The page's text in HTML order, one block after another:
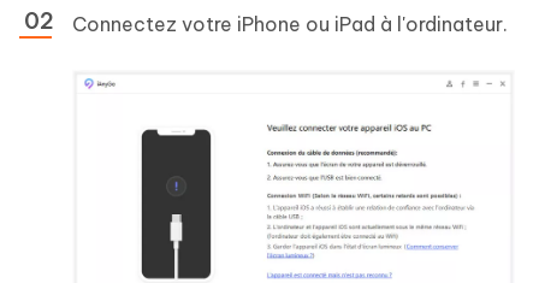
Connectez votre iPhone ou iPad à l'ordinateur.